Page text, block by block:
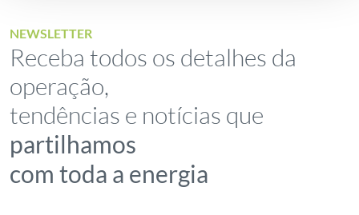
NEWSLETTER
Receba todos os detalhes da
operação,
tendências e notícias que
partilhamos
com toda a energia